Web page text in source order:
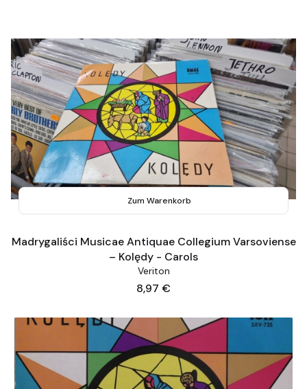
Zum Warenkorb
Madrygaliści Musicae Antiquae Collegium Varsoviense
– Kolędy - Carols
Veriton
Preis
8,97 €